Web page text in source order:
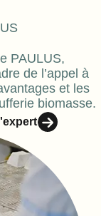
PAULUS,
de l’appel à
et les
biomasse.